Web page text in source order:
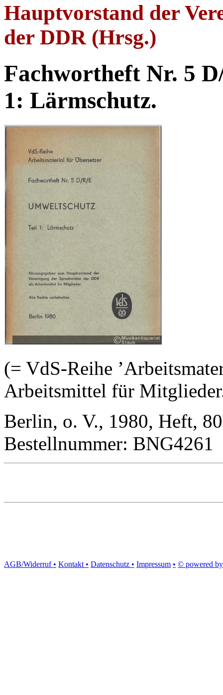
Hauptvorstand der
der DDR (Hrsg.)
Fachwortheft Nr. 5
1: Lärmschutz.
(= VdS-Reihe
Arbeitsmittel für
Berlin, o. V., 1980, Heft,
Bestellnummer: BNG4261
AGB/Widerruf • Kontakt • Datenschutz • Impressum • © powered